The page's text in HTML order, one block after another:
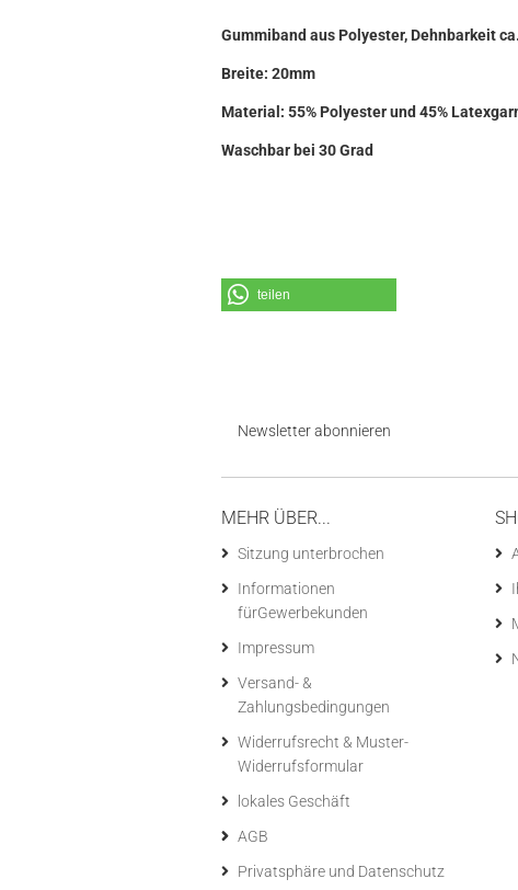
Gummiband aus Polyester, Dehnbarkeit
Breite: 20mm
Material: 55% Polyester und 45%
Waschbar bei 30 Grad
teilen
Newsletter abonnieren
MEHR ÜBER...
Sitzung unterbrochen
Informationen
fürGewerbekunden
Impressum
Versand- &
Zahlungsbedingungen
Widerrufsrecht & Muster-
Widerrufsformular
lokales Geschäft
AGB
Privatsphäre und Datenschutz